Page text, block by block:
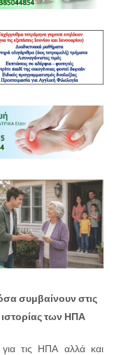
συμβαίνουν στις
των ΗΠΑ
τις ΗΠΑ αλλά και